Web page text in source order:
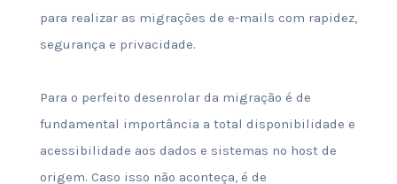
para realizar as migrações de e-mails com rapidez,
segurança e privacidade.
Para o perfeito desenrolar da migração é de
fundamental importância a total disponibilidade e
acessibilidade aos dados e sistemas no host de
origem. Caso isso não aconteça, é de